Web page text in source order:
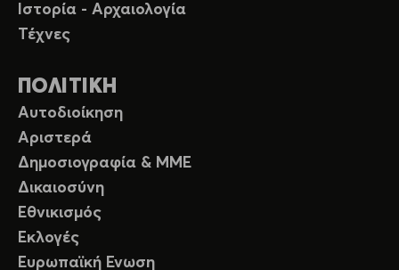
Ιστορία - Αρχαιολογία
Τέχνες
ΠΟΛΙΤΙΚΗ
Αυτοδιοίκηση
Αριστερά
Δημοσιογραφία & ΜΜΕ
Δικαιοσύνη
Εθνικισμός
Εκλογές
Ευρωπαϊκή Ενωση